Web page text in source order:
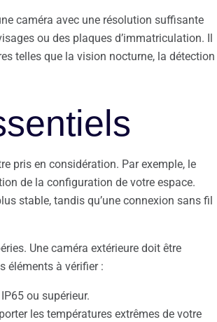
caméra avec une résolution suffisante
ou des plaques d’immatriculation. Il
telles que la vision nocturne, la détection
pris en considération. Par exemple, le
de la configuration de votre espace.
stable, tandis qu’une connexion sans fil
Une caméra extérieure doit être
éléments à vérifier :
ou supérieur.
les températures extrêmes de votre